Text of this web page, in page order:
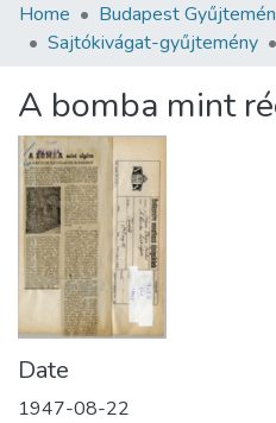
Communities & Collections
Statistics
About us
Home Budapest
Sajtókivágat-gyűjtemény
A bomba mint
Date
1947-08-22